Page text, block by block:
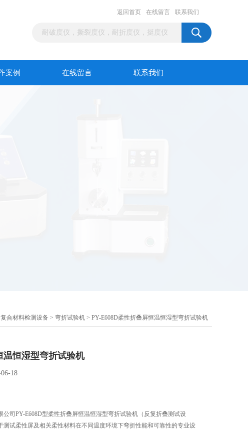
返回首页 在线留言 联系我们
案例 在线留言 联系我们
复合材料检测设备 > 弯折试验机 > ​PY-E608D柔性折叠屏恒温恒湿型弯折试验机
温恒湿型弯折试验机
18
公司​PY-E608D型柔性折叠屏恒温恒湿型弯折试验机（反复折叠测试设
测试柔性屏及相关柔性材料在不同温度环境下弯折性能和可靠性的专业设